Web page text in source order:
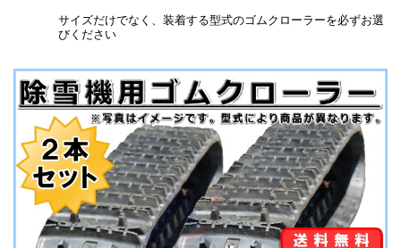
サイズだけでなく、装着する型式のゴムクローラーを必ずお選
びください